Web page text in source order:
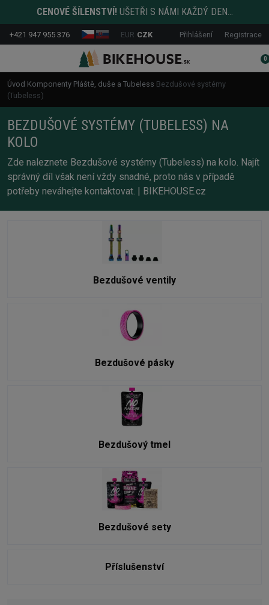
CENOVÉ ŠÍLENSTVÍ! UŠETŘI S NÁMI KAŽDÝ DEN...
+421 947 955 376 EUR CZK Přihlášení Registrace
0
Úvod Komponenty Pláště, duše a Tubeless Bezdušové systémy
(Tubeless)
BEZDUŠOVÉ SYSTÉMY (TUBELESS) NA
KOLO
Zde naleznete Bezdušové systémy (Tubeless) na kolo. Najít
správný díl však není vždy snadné, proto nás v případě
potřeby neváhejte kontaktovat. | BIKEHOUSE.cz
Bezdušové ventily
Bezdušové pásky
Bezdušový tmel
Bezdušové sety
Příslušenství